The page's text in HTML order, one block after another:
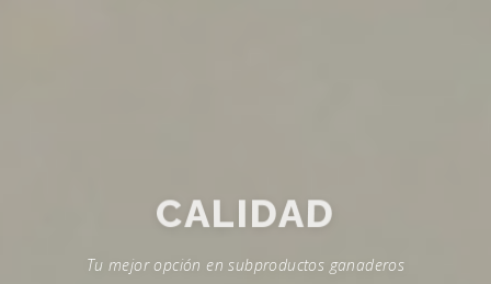
CALIDAD
Tu mejor opción en subproductos ganaderos